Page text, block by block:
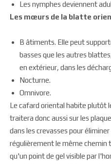
Les nymphes deviennent
Les mœurs de la blatte
B âtiments. Elle peut
basses que les autres
en extérieur, dans les
Nocturne.
Omnivore.
Le cafard oriental habite plutôt
traitera donc aussi sur les
dans les crevasses pour
régulièrement le même chemin
qu'un point de gel visible par